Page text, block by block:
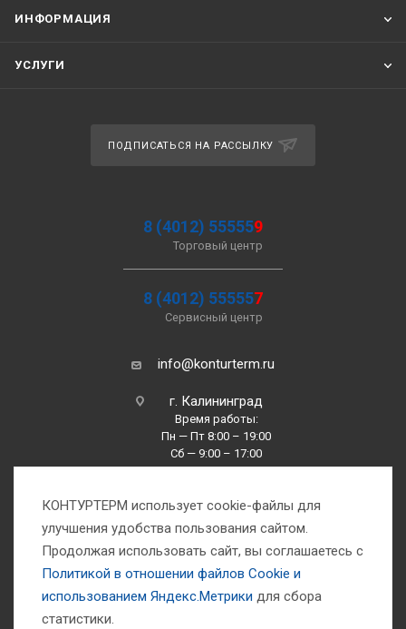
ИНФОРМАЦИЯ
УСЛУГИ
ПОДПИСАТЬСЯ НА РАССЫЛКУ
8 (4012) 555559
Торговый центр
8 (4012) 555557
Сервисный центр
info@konturterm.ru
г. Калининград
Время работы:
Пн — Пт 8:00 – 19:00
Сб — 9:00 – 17:00
Вс —10:00 – 16:00
1993-2026 © Компания «Контуртерм» — инженерно-торговый центр
КОНТУРТЕРМ использует cookie-файлы для
улучшения удобства пользования сайтом.
Продолжая использовать сайт, вы соглашаетесь с
Политикой в отношении файлов Сookie и
использованием Яндекс.Метрики для сбора
статистики.